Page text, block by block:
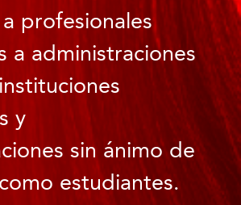
profesionales
a administraciones
y
sin ánimo de
estudiantes.